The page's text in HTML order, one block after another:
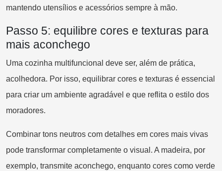
mantendo utensílios e acessórios sempre à mão.
Passo 5: equilibre cores e texturas para
mais aconchego
Uma cozinha multifuncional deve ser, além de prática,
acolhedora. Por isso, equilibrar cores e texturas é essencial
para criar um ambiente agradável e que reflita o estilo dos
moradores.
Combinar tons neutros com detalhes em cores mais vivas
pode transformar completamente o visual. A madeira, por
exemplo, transmite aconchego, enquanto cores como verde